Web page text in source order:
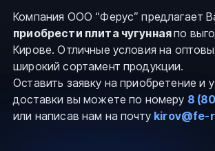
Компания ООО “Ферус” предлагает
приобрести плита чугуннаяпо
Кирове. Отличные условия на
широкий сортамент продукции.
Оставить заявку на приобретение и
доставки вы можете по номеру 8
или написав нам на почту kirov@fe-